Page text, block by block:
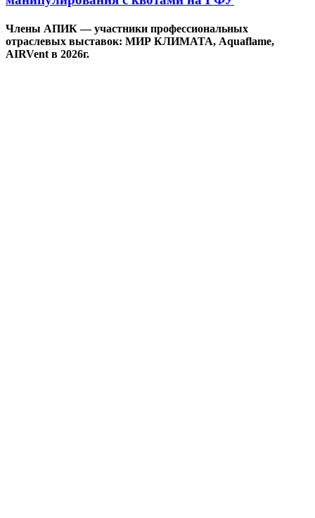
Члены АПИК — участники профессиональных
отраслевых выставок: МИР КЛИМАТА, Aquaflame,
AIRVent в 2026г.